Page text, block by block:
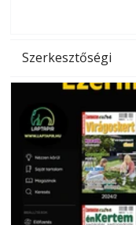
Szerkesztőségi